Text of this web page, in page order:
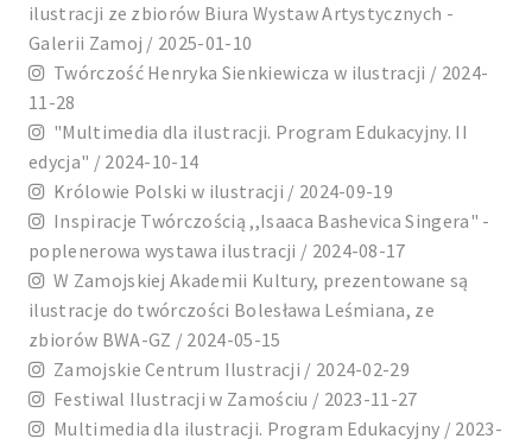
ilustracji ze zbiorów Biura Wystaw Artystycznych -
Galerii Zamoj / 2025-01-10
Twórczość Henryka Sienkiewicza w ilustracji / 2024-
11-28
"Multimedia dla ilustracji. Program Edukacyjny. II
edycja" / 2024-10-14
Królowie Polski w ilustracji / 2024-09-19
Inspiracje Twórczością ,,Isaaca Bashevica Singera" -
poplenerowa wystawa ilustracji / 2024-08-17
W Zamojskiej Akademii Kultury, prezentowane są
ilustracje do twórczości Bolesława Leśmiana, ze
zbiorów BWA-GZ / 2024-05-15
Zamojskie Centrum Ilustracji / 2024-02-29
Festiwal Ilustracji w Zamościu / 2023-11-27
Multimedia dla ilustracji. Program Edukacyjny / 2023-